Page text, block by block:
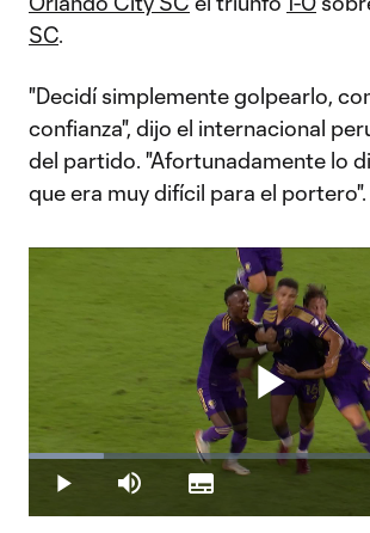
SC.
"Decidí simplemente golpearlo,
confianza", dijo el internacional
del partido. "Afortunadamente lo
que era muy difícil para el portero".
Play Mute
Loaded:
15.82%
Subtitles